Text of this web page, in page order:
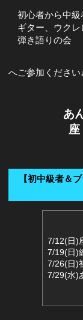
初心者から中級
ギター、ウクレ
弾き語りの会
へご参加ください
あ
座
【初中級者＆
7/12(日)
7/19(日)
7/26(日)
7/29(水)